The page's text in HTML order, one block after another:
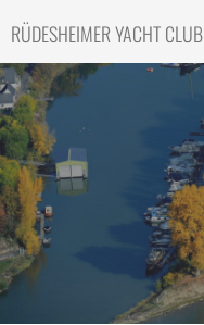
content
RÜDESHEIMER YACHT CLUB